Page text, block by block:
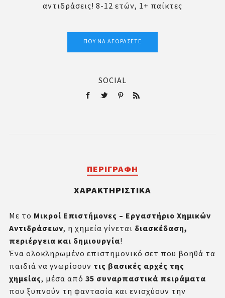
αντιδράσεις! 8-12 ετών, 1+ παίκτες
ΠΟΎ ΝΑ ΑΓΟΡΆΣΕΤΕ
SOCIAL
ΠΕΡΙΓΡΑΦΉ
ΧΑΡΑΚΤΗΡΙΣΤΙΚΆ
Με το Μικροί Επιστήμονες – Εργαστήριο Χημικών
Αντιδράσεων, η χημεία γίνεται διασκέδαση,
περιέργεια και δημιουργία!
Ένα ολοκληρωμένο επιστημονικό σετ που βοηθά τα
παιδιά να γνωρίσουν τις βασικές αρχές της
χημείας, μέσα από 35 συναρπαστικά πειράματα
που ξυπνούν τη φαντασία και ενισχύουν την